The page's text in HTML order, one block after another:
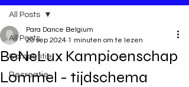
All Posts
Competitie
Recreatie
All Posts
BeNeLux Kampioenschap
Lommel - tijdschema
Para Dance Belgium
20 sep 2024 1 minuten om te lezen